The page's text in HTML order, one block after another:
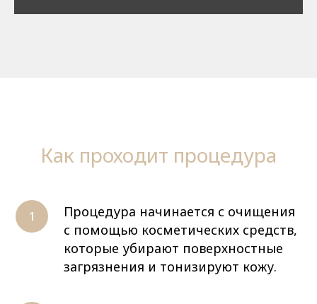
Как проходит процедура
Процедура начинается с очищения
с помощью косметических средств,
которые убирают поверхностные
загрязнения и тонизируют кожу.